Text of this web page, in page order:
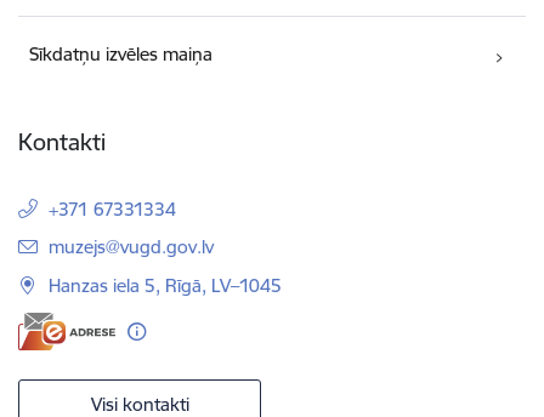
Sīkdatņu izvēles maiņa
Kontakti
+371 67331334
E-pasts:
muzejs@vugd.gov.lv
Hanzas iela 5, Rīgā, LV–1045
Visi kontakti